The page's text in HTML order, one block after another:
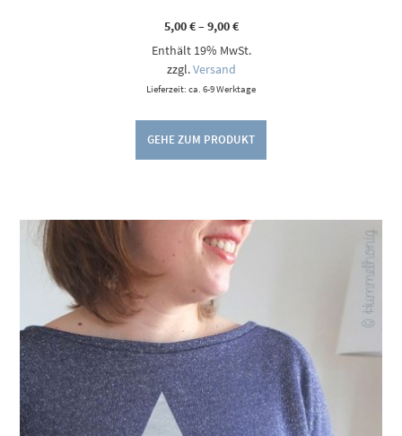
5,00€–9,00€Preisspanne:
bis
Enthält 19% MwSt.
zzgl.Versand
Lieferzeit: ca. 6-9 Werktage
GEHE ZUM PRODUKT